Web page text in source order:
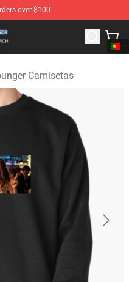
over $100
Merchandise Store
Camisetas